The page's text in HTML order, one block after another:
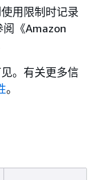
用限制时记录
《Amazon
见。有关更多信
。